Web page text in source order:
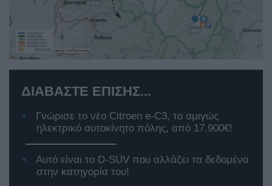
ΔΙΑΒΑΣΤΕ ΕΠΙΣΗΣ...
Γνώρισε το νέο Citroen e-C3, το αμιγώς
ηλεκτρικό αυτοκίνητο πόλης, από 17.900€!
Αυτό είναι το D-SUV που αλλάζει τα δεδομένα
στην κατηγορία του!